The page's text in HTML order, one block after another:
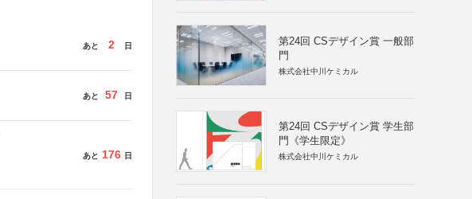
あと 2 日
あと 57 日
あと 176 日
第24回 CSデザイン賞 一般部
門
株式会社中川ケミカル
第24回 CSデザイン賞 学生部
門《学生限定》
株式会社中川ケミカル